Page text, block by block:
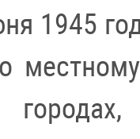
1945